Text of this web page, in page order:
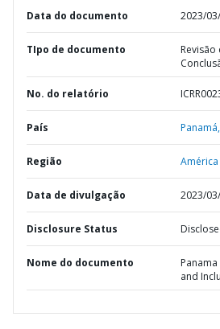
Data do documento 2023/
TIpo de documento
No. do relatório
País Panamá,
Região
Data de divulgação 2023/
Disclosure Status
Nome do documento
Panama
and